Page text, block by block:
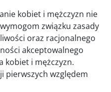
kobiet i mężczyzn nie
związku zasady
oraz racjonalnego
akceptowalnego
kobiet i mężczyzn.
pierwszych względem